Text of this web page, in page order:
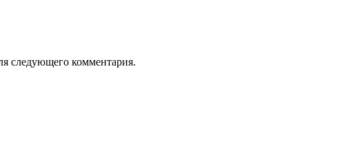
следующего комментария.